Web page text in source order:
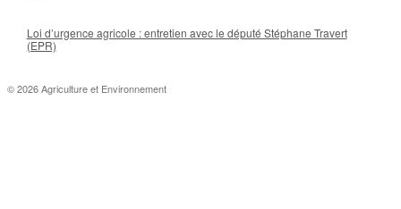
Loi d’urgence agricole : entretien avec le député Stéphane Travert
(EPR)
© 2026 Agriculture et Environnement